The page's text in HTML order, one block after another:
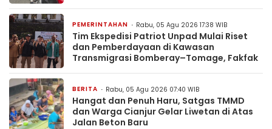
PEMERINTAHAN Rabu, 05 Agu 2026 17:38 WIB
Tim Ekspedisi Patriot Unpad Mulai Riset
dan Pemberdayaan di Kawasan
Transmigrasi Bomberay–Tomage, Fakfak
BERITA Rabu, 05 Agu 2026 07:40 WIB
Hangat dan Penuh Haru, Satgas TMMD
dan Warga Cianjur Gelar Liwetan di Atas
Jalan Beton Baru